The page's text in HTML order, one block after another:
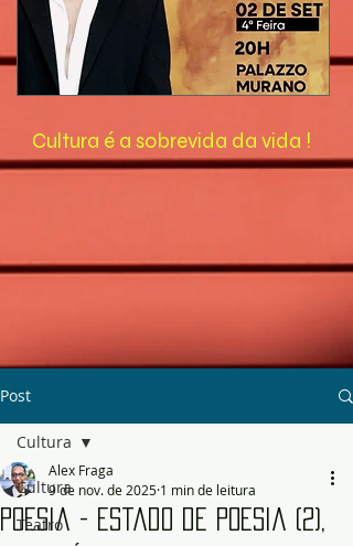
Cultura é a sobrevida da vida !
Post
Cultura
Teatro
Cultura
Poesia - Estado de Poesia (2),
Alex Fraga
9 de nov. de 2025 1 min de leitura